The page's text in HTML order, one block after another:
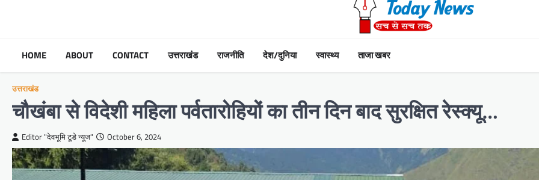
HOME ABOUT CONTACT उत्तराखंड राजनीति देश/दुनिया स्वास्थ्य ताजा खबर
उत्तराखंड
चौखंबा से विदेशी महिला पर्वतारोहियों का तीन दिन बाद सुरक्षित रेस्क्यू…
Editor "देवभूमि टूडे न्यूज" October 6, 2024